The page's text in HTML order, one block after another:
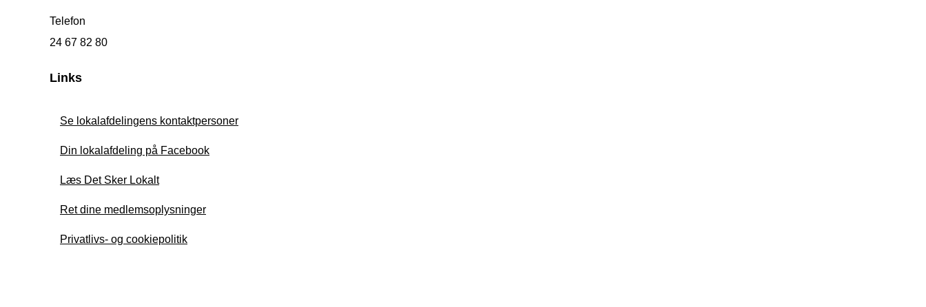
Telefon
24 67 82 80
Links
Se lokalafdelingens kontaktpersoner
Din lokalafdeling på Facebook
Læs Det Sker Lokalt
Ret dine medlemsoplysninger
Privatlivs- og cookiepolitik